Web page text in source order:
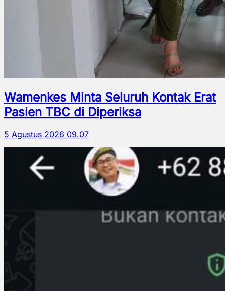
Wamenkes Minta Seluruh Kontak Erat
Pasien TBC di Diperiksa
5 Agustus 2026 09.07